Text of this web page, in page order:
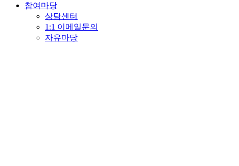
참여마당
상담센터
1:1 이메일문의
자유마당